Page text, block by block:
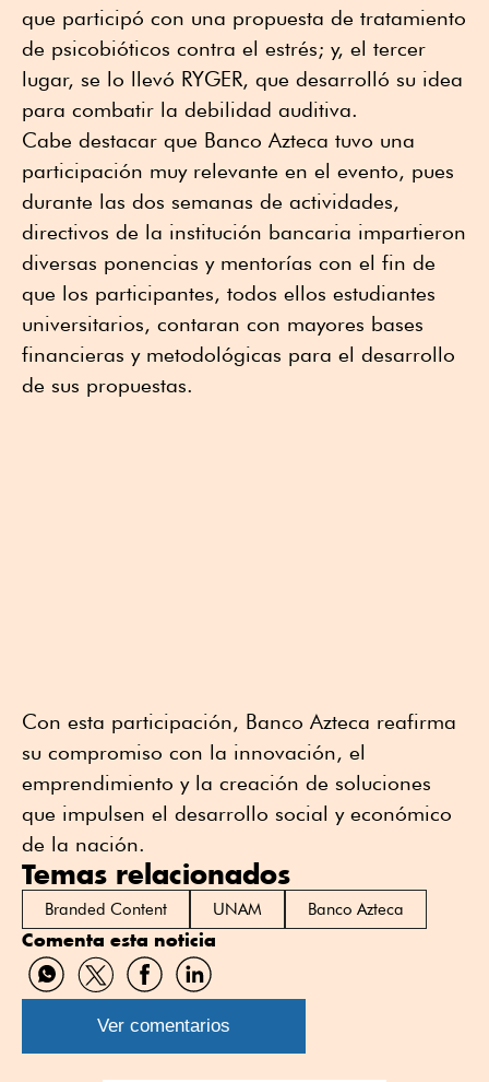
que participó con una propuesta de tratamiento
de psicobióticos contra el estrés; y, el tercer
lugar, se lo llevó RYGER, que desarrolló su idea
para combatir la debilidad auditiva.
Cabe destacar que Banco Azteca tuvo una
participación muy relevante en el evento, pues
durante las dos semanas de actividades,
directivos de la institución bancaria impartieron
diversas ponencias y mentorías con el fin de
que los participantes, todos ellos estudiantes
universitarios, contaran con mayores bases
financieras y metodológicas para el desarrollo
de sus propuestas.
Con esta participación, Banco Azteca reafirma
su compromiso con la innovación, el
emprendimiento y la creación de soluciones
que impulsen el desarrollo social y económico
de la nación.
Temas relacionados
Branded Content UNAM Banco Azteca
Comenta esta noticia
Compartir
por
WhatsApp
Compartir
por
Twitter
Compartir
por
Facebook
Compartir
por
Linkedin
Ver comentarios